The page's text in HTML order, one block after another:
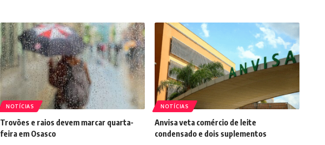
NOTÍCIAS
Trovões e raios devem marcar quarta-
feira em Osasco
NOTÍCIAS
Anvisa veta comércio de leite
condensado e dois suplementos